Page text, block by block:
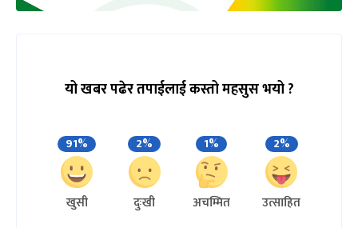
यो खबर पढेर तपाईलाई कस्तो महसुस भयो ?
91%
खुसी
2%
दुःखी
1%
अचम्मित
2%
उत्साहित